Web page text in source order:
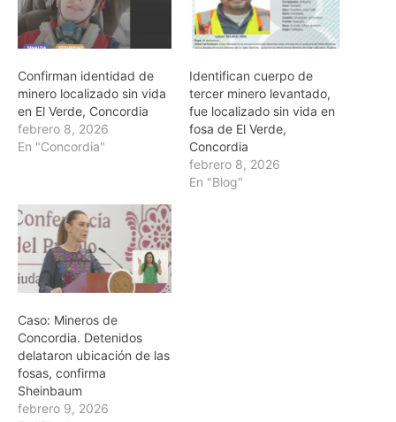
Confirman identidad de
minero localizado sin vida
en El Verde, Concordia
febrero 8, 2026
En "Concordia"
Identifican cuerpo de
tercer minero levantado,
fue localizado sin vida en
fosa de El Verde,
Concordia
febrero 8, 2026
En "Blog"
Caso: Mineros de
Concordia. Detenidos
delataron ubicación de las
fosas, confirma
Sheinbaum
febrero 9, 2026